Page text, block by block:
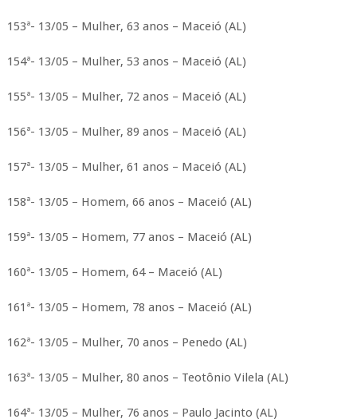
153ª- 13/05 – Mulher, 63 anos – Maceió (AL)
154ª- 13/05 – Mulher, 53 anos – Maceió (AL)
155ª- 13/05 – Mulher, 72 anos – Maceió (AL)
156ª- 13/05 – Mulher, 89 anos – Maceió (AL)
157ª- 13/05 – Mulher, 61 anos – Maceió (AL)
158ª- 13/05 – Homem, 66 anos – Maceió (AL)
159ª- 13/05 – Homem, 77 anos – Maceió (AL)
160ª- 13/05 – Homem, 64 – Maceió (AL)
161ª- 13/05 – Homem, 78 anos – Maceió (AL)
162ª- 13/05 – Mulher, 70 anos – Penedo (AL)
163ª- 13/05 – Mulher, 80 anos – Teotônio Vilela (AL)
164ª- 13/05 – Mulher, 76 anos – Paulo Jacinto (AL)